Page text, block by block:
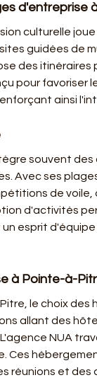
d'entreprise
culturelle
guidées de
des itinéraires
pour favoriser
ainsi
souvent
Avec ses
de
d'activités
esprit
à Pointe-à-
le choix
allant des
NUA
Ces
réunions et des